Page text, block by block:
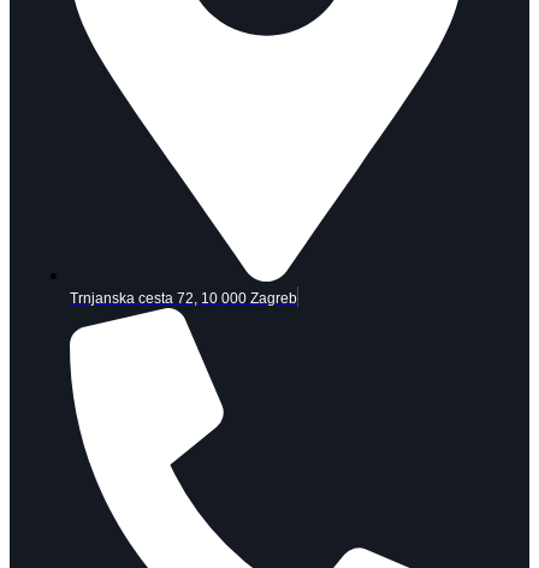
Trnjanska cesta 72, 10 000 Zagreb